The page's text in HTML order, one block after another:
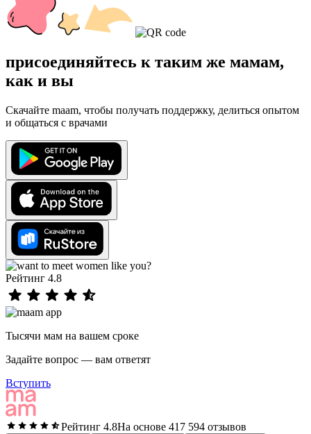
присоединяйтесь к таким же мамам,
как и вы
Скачайте maam, чтобы получать поддержку, делиться опытом
и общаться с врачами
Рейтинг 4.8
Тысячи мам на вашем сроке
Задайте вопрос — вам ответят
Вступить
Рейтинг 4.8На основе 417 594 отзывов